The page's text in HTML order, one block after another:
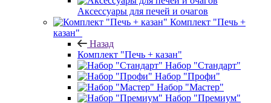
Аксессуары для печей и очагов
Комплект "Печь +
казан"
Назад
Комплект "Печь + казан"
Набор "Стандарт"
Набор "Профи"
Набор "Мастер"
Набор "Премиум"